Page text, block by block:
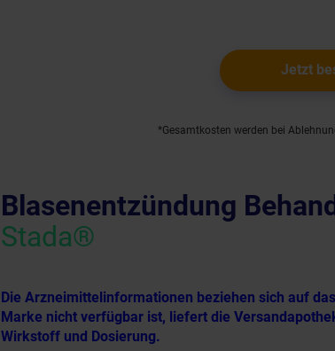
Jetzt
*Gesamtkosten werden bei
Blasenentzündung
Stada®
Die Arzneimittelinformationen beziehen sich auf
Marke nicht verfügbar ist, liefert die
Wirkstoff und Dosierung.